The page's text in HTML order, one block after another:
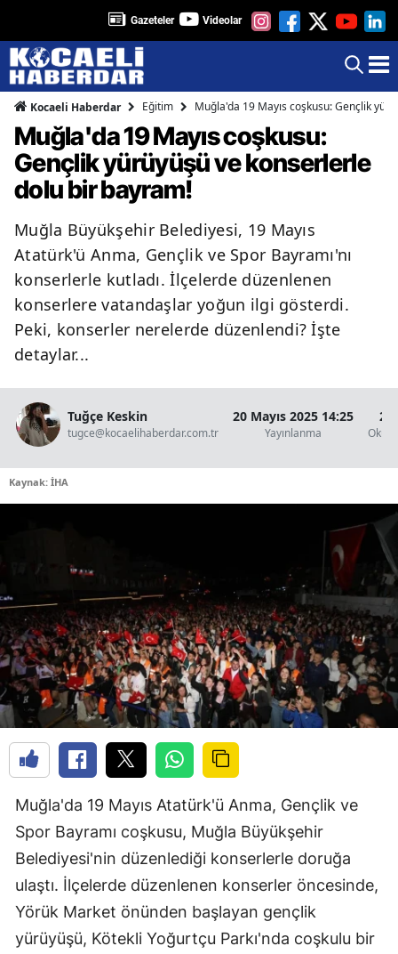
Gazeteler Videolar
Kocaeli Haberdar Eğitim Muğla'da 19 Mayıs coşkusu: Gençlik
Muğla'da 19 Mayıs coşkusu:
Gençlik yürüyüşü ve konserlerle
dolu bir bayram!
Muğla Büyükşehir Belediyesi, 19 Mayıs
Atatürk'ü Anma, Gençlik ve Spor Bayramı'nı
konserlerle kutladı. İlçelerde düzenlenen
konserlere vatandaşlar yoğun ilgi gösterdi.
Peki, konserler nerelerde düzenlendi? İşte
detaylar...
Tuğçe Keskin
tugce@kocaelihaberdar.com.tr
20 Mayıs 2025 14:25
Yayınlanma
2
Kaynak: İHA
Muğla'da 19 Mayıs Atatürk'ü Anma, Gençlik ve
Spor Bayramı coşkusu, Muğla Büyükşehir
Belediyesi'nin düzenlediği konserlerle doruğa
ulaştı. İlçelerde düzenlenen konserler öncesinde,
Yörük Market önünden başlayan gençlik
yürüyüşü, Kötekli Yoğurtçu Parkı'nda coşkulu bir